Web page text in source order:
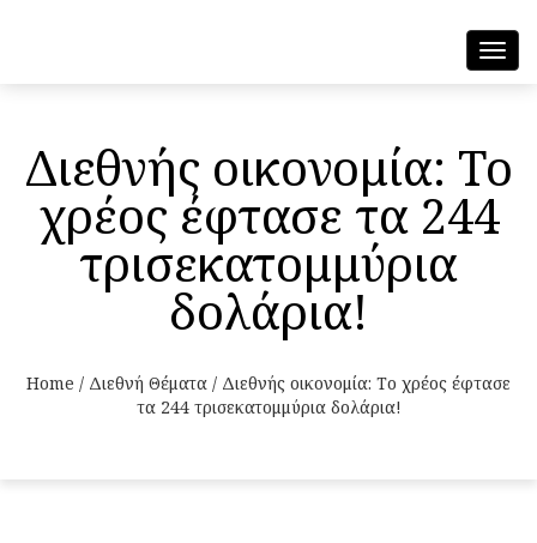
Διεθνής οικονομία: Το
χρέος έφτασε τα 244
τρισεκατομμύρια
δολάρια!
Home / Διεθνή Θέματα / Διεθνής οικονομία: Το χρέος έφτασε
τα 244 τρισεκατομμύρια δολάρια!